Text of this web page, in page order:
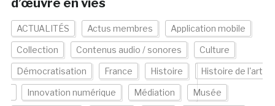
d’œuvre en vies
ACTUALITÉS Actus membres Application mobile
Collection Contenus audio / sonores Culture
Démocratisation France Histoire Histoire de l'art
Innovation numérique Médiation Musée